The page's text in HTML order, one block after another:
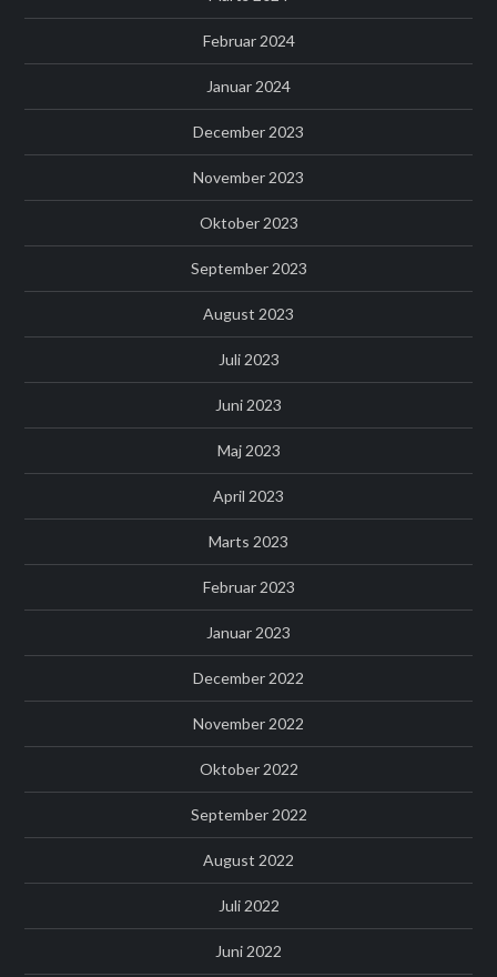
Februar 2024
Januar 2024
December 2023
November 2023
Oktober 2023
September 2023
August 2023
Juli 2023
Juni 2023
Maj 2023
April 2023
Marts 2023
Februar 2023
Januar 2023
December 2022
November 2022
Oktober 2022
September 2022
August 2022
Juli 2022
Juni 2022